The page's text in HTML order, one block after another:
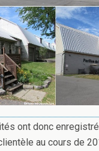
ont donc
au cours de